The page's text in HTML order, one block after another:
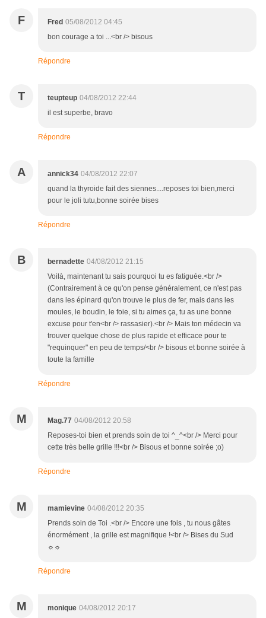
F Fred 05/08/2012 04:45
bon courage a toi ...<br /> bisous
Répondre
T teupteup 04/08/2012 22:44
il est superbe, bravo
Répondre
A annick34 04/08/2012 22:07
quand la thyroide fait des siennes....reposes toi bien,merci
pour le joli tutu,bonne soirée bises
Répondre
B bernadette 04/08/2012 21:15
Voilà, maintenant tu sais pourquoi tu es fatiguée.<br />
(Contrairement à ce qu'on pense généralement, ce n'est pas
dans les épinard qu'on trouve le plus de fer, mais dans les
moules, le boudin, le foie, si tu aimes ça, tu as une bonne
excuse pour t'en<br /> rassasier).<br /> Mais ton médecin va
trouver quelque chose de plus rapide et efficace pour te
"requinquer" en peu de temps/<br /> bisous et bonne soirée à
toute la famille
Répondre
M Mag.77 04/08/2012 20:58
Reposes-toi bien et prends soin de toi ^_^<br /> Merci pour
cette très belle grille !!!<br /> Bisous et bonne soirée ;o)
Répondre
M mamievine 04/08/2012 20:35
Prends soin de Toi .<br /> Encore une fois , tu nous gâtes
énormément , la grille est magnifique !<br /> Bises du Sud
☼☼
Répondre
M monique 04/08/2012 20:17